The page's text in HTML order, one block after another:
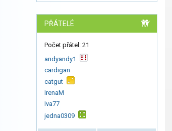
PŘÁTELÉ
Počet přátel: 21
andyandy1
cardigan
catgut
IrenaM
Iva77
jedna0309